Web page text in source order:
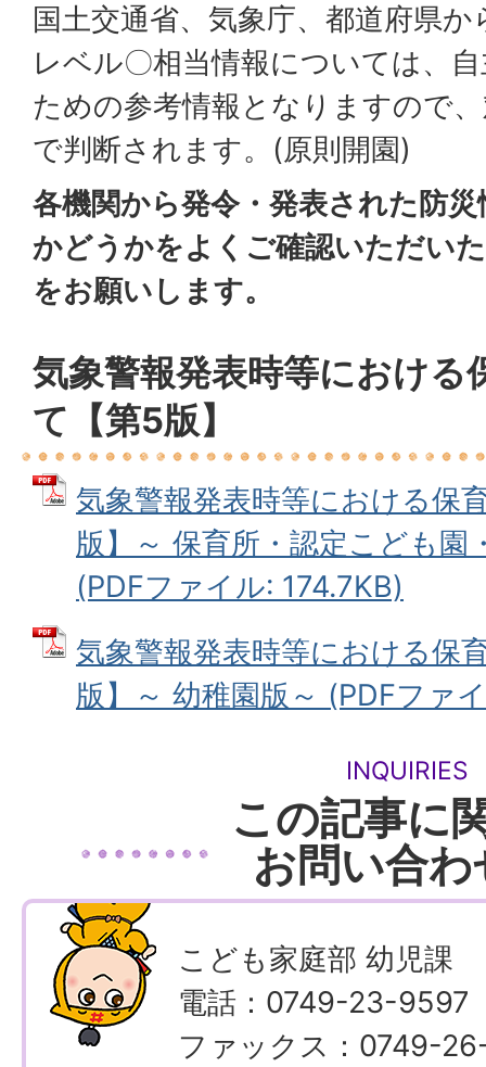
国土交通省、気象庁、都道府県
レベル〇相当情報については、
ための参考情報となりますので
で判断されます。(原則開園)
各機関から発令・発表された防
かどうかをよくご確認いただい
をお願いします。
気象警報発表時等における
て【第5版】
気象警報発表時等における保
版】～ 保育所・認定こども園
(PDFファイル: 174.7KB)
気象警報発表時等における保
版】～ 幼稚園版～ (PDFファ
INQUIRIES
この記事に
お問い合わ
こども家庭部 幼児課
電話：0749-23-9597
ファックス：0749-